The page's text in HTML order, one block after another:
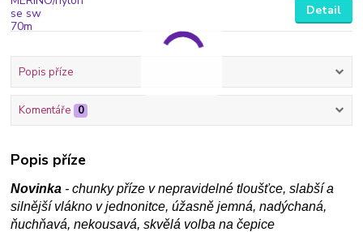
Detail
Popis příze
Komentáře 0
Popis příze
Novinka - chunky příze v nepravidelné tloušťce, slabší a
silnější vlákno v jednonitce, úžasně jemná, nadýchaná,
ňuchňavá, nekousavá, skvělá volba na čepice